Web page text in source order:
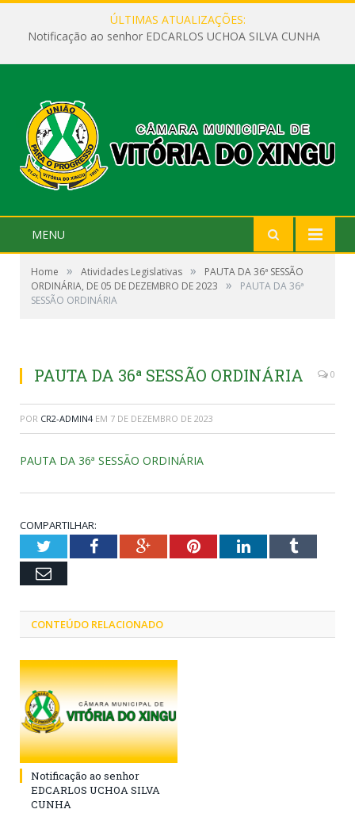
ÚLTIMAS ATUALIZAÇÕES:
Notificação ao senhor EDCARLOS UCHOA SILVA CUNHA
MENU
Home » Atividades Legislativas »
PAUTA DA 36ª SESSÃO
ORDINÁRIA, DE 05 DE DEZEMBRO DE 2023
»
PAUTA DA 36ª
SESSÃO ORDINÁRIA
PAUTA DA 36ª SESSÃO ORDINÁRIA 0
POR CR2-ADMIN4 EM 7 DE DEZEMBRO DE 2023
PAUTA DA 36ª SESSÃO ORDINÁRIA
COMPARTILHAR:
TwitterFacebookGoogle+PinterestLinkedInTumblr
Email
CONTEÚDO RELACIONADO
Notificação ao senhor
EDCARLOS UCHOA SILVA
CUNHA